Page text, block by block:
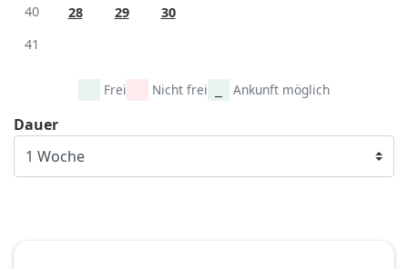
40
28 29
30
41
Frei Nicht frei Ankunft möglich
Dauer